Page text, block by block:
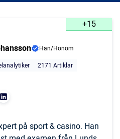
+15
Han/Honom
2171 Artiklar
på sport & casino. Han